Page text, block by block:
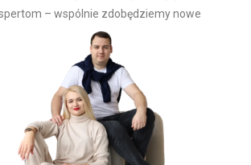
– wspólnie zdobędziemy nowe